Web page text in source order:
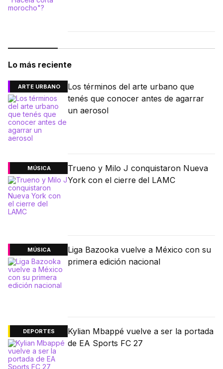
Lo más reciente
ARTE URBANO
Los términos del arte urbano que
tenés que conocer antes de agarrar
un aerosol
MÚSICA
Trueno y Milo J conquistaron Nueva
York con el cierre del LAMC
MÚSICA
Liga Bazooka vuelve a México con su
primera edición nacional
DEPORTES
Kylian Mbappé vuelve a ser la portada
de EA Sports FC 27